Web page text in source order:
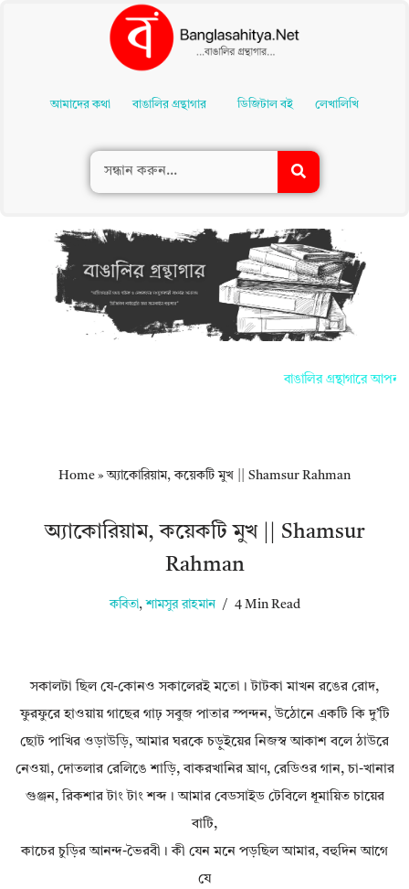
Contentআমাদের কথা বাঙালির গ্রন্থাগার ডিজিটাল বই লেখালিখি
বাঙালির গ্রন্থাগারে আপনাদের
Home »অ্যাকোরিয়াম, কয়েকটি মুখ || Shamsur Rahman
অ্যাকোরিয়াম, কয়েকটি মুখ || Shamsur
Rahman
কবিতা, শামসুর রাহমান 4 Min Read
সকালটা ছিল যে-কোনও সকালেরই মতো। টাটকা মাখন রঙের রোদ,
ফুরফুরে হাওয়ায় গাছের গাঢ় সবুজ পাতার স্পন্দন, উঠোনে একটি কি দু’টি
ছোট পাখির ওড়াউড়ি, আমার ঘরকে চড়ুইয়ের নিজস্ব আকাশ বলে ঠাউরে
নেওয়া, দোতলার রেলিঙে শাড়ি, বাকরখানির ঘ্রাণ, রেডিওর গান, চা-খানার
গুঞ্জন, রিকশার টাং টাং শব্দ। আমার বেডসাইড টেবিলে ধূমায়িত চায়ের
বাটি,
কাচের চুড়ির আনন্দ-ভৈরবী। কী যেন মনে পড়ছিল আমার, বহুদিন আগে
যে